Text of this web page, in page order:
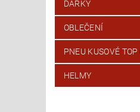
DÁRKY
OBLEČENÍ
PNEU KUSOVÉ
HELMY